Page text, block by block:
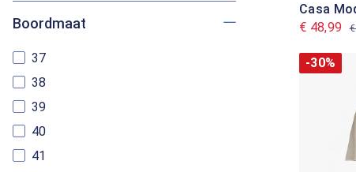
Boordmaat
37
38
39
40
41
Casa
€ 48,99
-30%